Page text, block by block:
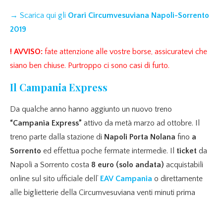
→ Scarica qui gli Orari Circumvesuviana Napoli-Sorrento
2019
! AVVISO: fate attenzione alle vostre borse, assicuratevi che
siano ben chiuse. Purtroppo ci sono casi di furto.
Il Campania Express
Da qualche anno hanno aggiunto un nuovo treno
“Campania Express” attivo da metà marzo ad ottobre. Il
treno parte dalla stazione di Napoli Porta Nolana fino a
Sorrento ed effettua poche fermate intermedie. Il ticket da
Napoli a Sorrento costa 8 euro (solo andata) acquistabili
online sul sito ufficiale dell’ EAV Campania o direttamente
alle biglietterie della Circumvesuviana venti minuti prima